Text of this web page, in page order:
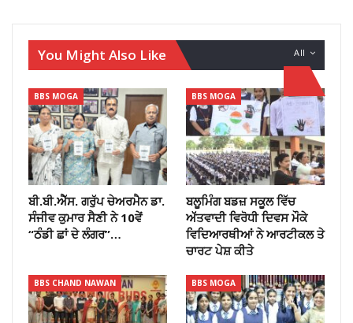
All
You Might Also Like
BBS MOGA
ਬੀ.ਬੀ.ਐੱਸ. ਗਰੁੱਪ ਚੇਅਰਮੈਨ ਡਾ.
ਸੰਜੀਵ ਕੁਮਾਰ ਸੈਣੀ ਨੇ 10ਵੇਂ
“ਠੰਡੀ ਛਾਂ ਦੇ ਲੰਗਰ”…
BBS MOGA
ਬਲੂਮਿੰਗ ਬਡਜ਼ ਸਕੂਲ ਵਿੱਚ
ਅੱੱਤਵਾਦੀ ਵਿਰੋਧੀ ਦਿਵਸ ਮੌਕੇ
ਵਿਦਿਆਰਥੀਆਂ ਨੇ ਆਰਟੀਕਲ ਤੇ
ਚਾਰਟ ਪੇਸ਼ ਕੀਤੇ
BBS CHAND NAWAN BBS MOGA